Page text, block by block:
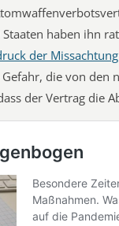
haben ihn
der Missachtung
die von den
der Vertrag die